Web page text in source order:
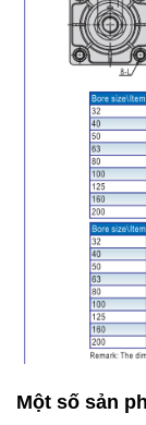
Một số sản